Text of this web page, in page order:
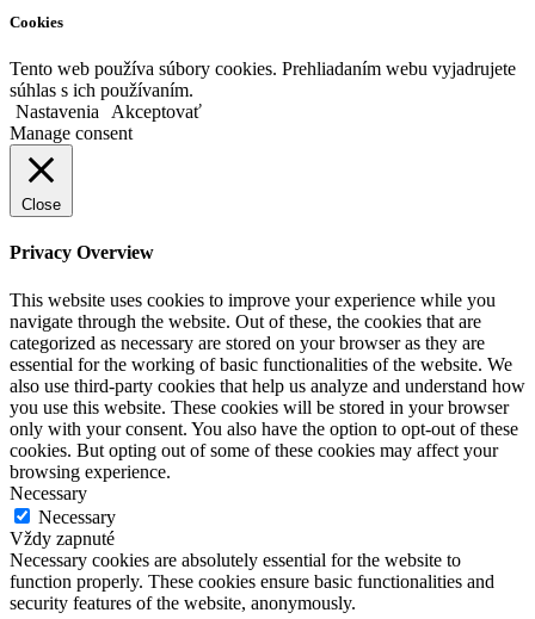
Cookies
Tento web používa súbory cookies. Prehliadaním webu vyjadrujete
súhlas s ich používaním.
Nastavenia
Akceptovať
Manage consent
Close
Privacy Overview
This website uses cookies to improve your experience while you
navigate through the website. Out of these, the cookies that are
categorized as necessary are stored on your browser as they are
essential for the working of basic functionalities of the website. We
also use third-party cookies that help us analyze and understand how
you use this website. These cookies will be stored in your browser
only with your consent. You also have the option to opt-out of these
cookies. But opting out of some of these cookies may affect your
browsing experience.
Necessary
Necessary
Vždy zapnuté
Necessary cookies are absolutely essential for the website to
function properly. These cookies ensure basic functionalities and
security features of the website, anonymously.